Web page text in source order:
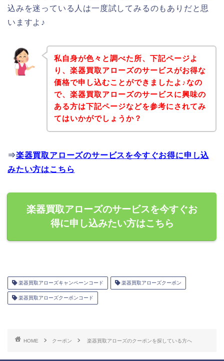
込みを迷っている人は一度試してみるのもありだと思
いますよ♪
私自身が色々と調べた所、下記ページよ
り、楽器買取アローズのサービスがお得な
価格で申し込むことができましたよ♪なの
で、楽器買取アローズのサービスに興味の
ある方は下記ページなどを参考にされてみ
てはいかがでしょうか？
⇒楽器買取アローズのサービスを今すぐお得に申し込
みたい方はこちら
楽器買取アローズのサービスを今すぐお
得に申し込みたい方はこちら
楽器買取アローズキャンペーンコード 楽器買取アローズクーポン
楽器買取アローズクーポンコード
HOME クーポン 楽器買取アローズのクーポンを探している方へ